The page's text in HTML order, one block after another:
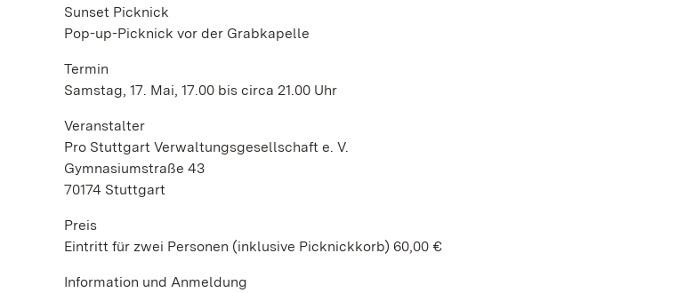
Sunset Picknick
Pop-up-Picknick vor der Grabkapelle
Termin
Samstag, 17. Mai, 17.00 bis circa 21.00 Uhr
Veranstalter
Pro Stuttgart Verwaltungsgesellschaft e. V.
Gymnasiumstraße 43
70174 Stuttgart
Preis
Eintritt für zwei Personen (inklusive Picknickkorb) 60,00 €
Information und Anmeldung